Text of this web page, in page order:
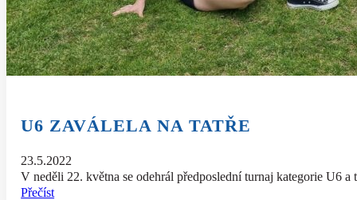
U6 ZAVÁLELA NA TATŘE
23.5.2022
V neděli 22. května se odehrál předposlední turnaj kategorie U6
Přečíst